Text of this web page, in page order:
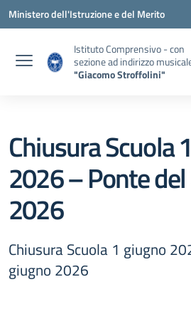
Vai ai contenuti
Vai al menu di navigazione
Vai al footer
Ministero dell'Istruzione e del Merito
Istituto Comprensivo - con
sezione ad indirizzo
"Giacomo Stroffolini"
Chiusura Scuola
2026 – Ponte
2026
Chiusura Scuola 1 giugno
giugno 2026